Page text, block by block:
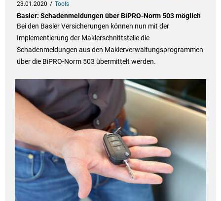
23.01.2020 Tools
Basler: Schadenmeldungen über BiPRO-Norm 503 möglich
Bei den Basler Versicherungen können nun mit der
Implementierung der Maklerschnittstelle die
Schadenmeldungen aus den Maklerverwaltungsprogrammen
über die BiPRO-Norm 503 übermittelt werden.